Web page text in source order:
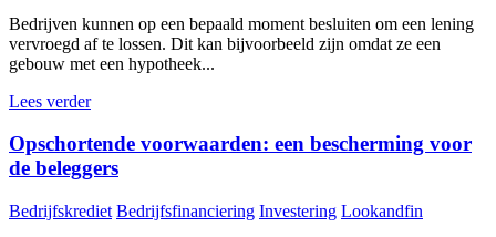
Bedrijven kunnen op een bepaald moment besluiten om een lening
vervroegd af te lossen. Dit kan bijvoorbeeld zijn omdat ze een
gebouw met een hypotheek...
Lees verder
Opschortende voorwaarden: een bescherming voor
de beleggers
Bedrijfskrediet Bedrijfsfinanciering Investering Lookandfin